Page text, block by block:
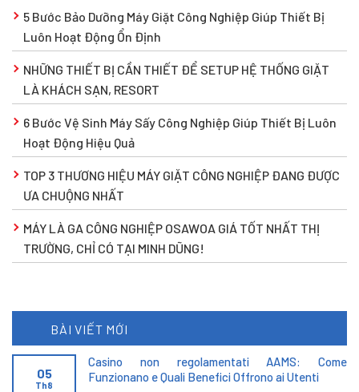
5 Bước Bảo Dưỡng Máy Giặt Công Nghiệp Giúp Thiết Bị
Luôn Hoạt Động Ổn Định
NHỮNG THIẾT BỊ CẦN THIẾT ĐỂ SETUP HỆ THỐNG GIẶT
LÀ KHÁCH SẠN, RESORT
6 Bước Vệ Sinh Máy Sấy Công Nghiệp Giúp Thiết Bị Luôn
Hoạt Động Hiệu Quả
TOP 3 THƯƠNG HIỆU MÁY GIẶT CÔNG NGHIỆP ĐANG ĐƯỢC
ƯA CHUỘNG NHẤT
MÁY LÀ GA CÔNG NGHIỆP OSAWOA GIÁ TỐT NHẤT THỊ
TRƯỜNG, CHỈ CÓ TẠI MINH DŨNG!
BÀI VIẾT MỚI
05
Th8
Casino non regolamentati AAMS: Come
Funzionano e Quali Benefici Offrono ai Utenti